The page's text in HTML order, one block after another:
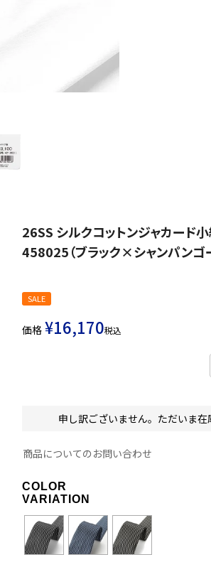
26SS シルクコットンジャカード
458025（ブラック×シャンパンゴ
SALE
価格 ¥16,170税込
申し訳ございません。ただいま在
商品についてのお問い合わせ
COLOR
VARIATION